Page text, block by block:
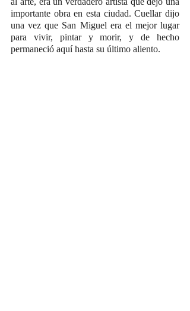
importante obra en esta ciudad. Cuellar dijo
una vez que San Miguel era el mejor lugar
para vivir, pintar y morir, y de hecho
permaneció aquí hasta su último aliento.